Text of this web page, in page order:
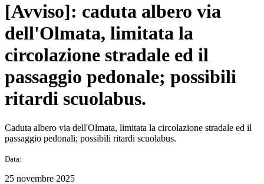
[Avviso]: caduta albero via
dell'Olmata, limitata la
circolazione stradale ed il
passaggio pedonale; possibili
ritardi scuolabus.
Caduta albero via dell'Olmata, limitata la circolazione stradale ed il
passaggio pedonali; possibili ritardi scuolabus.
Data:
25 novembre 2025